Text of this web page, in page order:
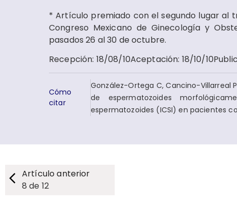
* Artículo premiado con el segundo lugar al
Congreso Mexicano de Ginecología y
pasados 26 al 30 de octubre.
Recepción: 18/08/10Aceptación: 18/10/10
Cómo
citar
González-Ortega C, Cancino-Villarreal
de espermatozoides
espermatozoides (ICSI) en pacientes
Artículo anterior
8 de 12